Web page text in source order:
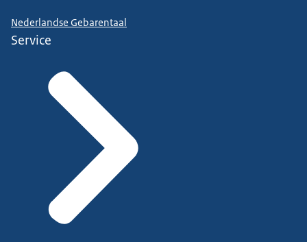
Nederlandse Gebarentaal
Service